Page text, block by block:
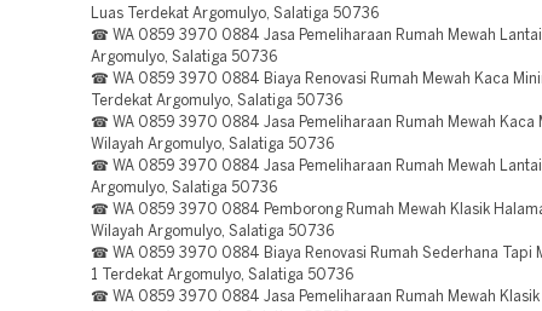
Luas Terdekat Argomulyo, Salatiga 50736
☎ WA 0859 3970 0884 Jasa Pemeliharaan Rumah Mewah Lantai
Argomulyo, Salatiga 50736
☎ WA 0859 3970 0884 Biaya Renovasi Rumah Mewah Kaca
Terdekat Argomulyo, Salatiga 50736
☎ WA 0859 3970 0884 Jasa Pemeliharaan Rumah Mewah Kaca
Wilayah Argomulyo, Salatiga 50736
☎ WA 0859 3970 0884 Jasa Pemeliharaan Rumah Mewah Lantai
Argomulyo, Salatiga 50736
☎ WA 0859 3970 0884 Pemborong Rumah Mewah Klasik
Wilayah Argomulyo, Salatiga 50736
☎ WA 0859 3970 0884 Biaya Renovasi Rumah Sederhana Tapi
1 Terdekat Argomulyo, Salatiga 50736
☎ WA 0859 3970 0884 Jasa Pemeliharaan Rumah Mewah Klasik